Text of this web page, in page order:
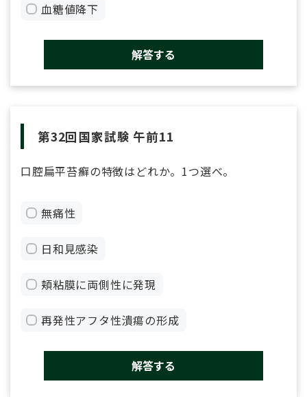
血糖値降下
解答する
第32回国家試験 午前11
口腔扁平苔癬の特徴はどれか。1つ選べ。
無痛性
日和見感染
頬粘膜に両側性に発現
再発性アフタ性潰瘍の形成
解答する